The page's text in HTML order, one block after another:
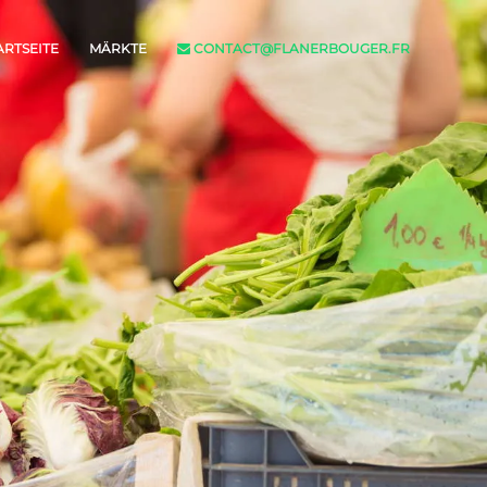
MÄRKTE CONTACT@FLANERBOUGER.FR